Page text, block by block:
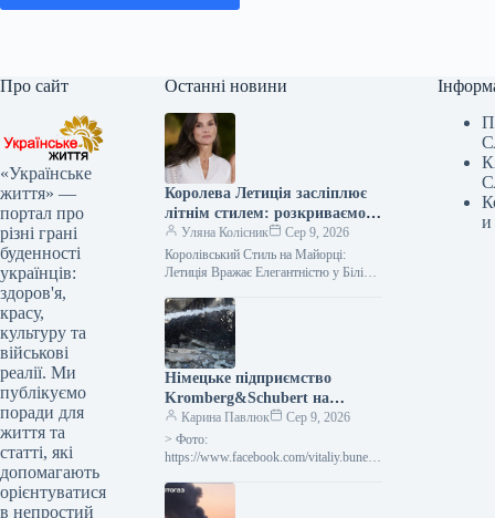
Про сайт
«Українське
життя» —
портал про
різні грані
буденності
українців:
здоров'я,
красу,
культуру та
військові
реалії. Ми
публікуємо
поради для
життя та
статті, які
допомагають
орієнтуватися
в непростий
Останні новини
Королева Летиція засліплює
літнім стилем: розкриваємо
секрети її наймодніших
образів
Уляна Колісник
Сер 9, 2026
Королівський Стиль на Майорці:
Летиція Вражає Елегантністю у Білій
королівська родина розпочала серпень
з відпочинку…
Німецьке підприємство
Kromberg&Schubert на
Житомирщині припинило
діяльність через обстріл
Росією
Карина Павлюк
Сер 9, 2026
> Фото:
https://www.facebook.com/vitaliy.bunech
Шуберт Житомир” (село Оліївка,
Житомирський район, Житомирська
и